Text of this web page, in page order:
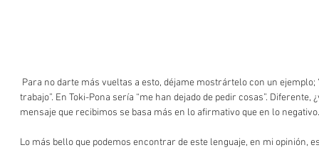
trabajo”. En Toki-Pona sería “me han dejado de pedir cosas”.
mensaje que recibimos se basa más en lo afirmativo que en lo negativo.
Lo más bello que podemos encontrar de este lenguaje, en mi opinión,